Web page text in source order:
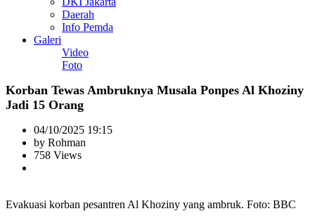
Daerah
Info Pemda
Galeri
Video
Foto
Korban Tewas Ambruknya Musala Ponpes Al Khoziny
Jadi 15 Orang
04/10/2025 19:15
by Rohman
758 Views
Evakuasi korban pesantren Al Khoziny yang ambruk. Foto: BBC